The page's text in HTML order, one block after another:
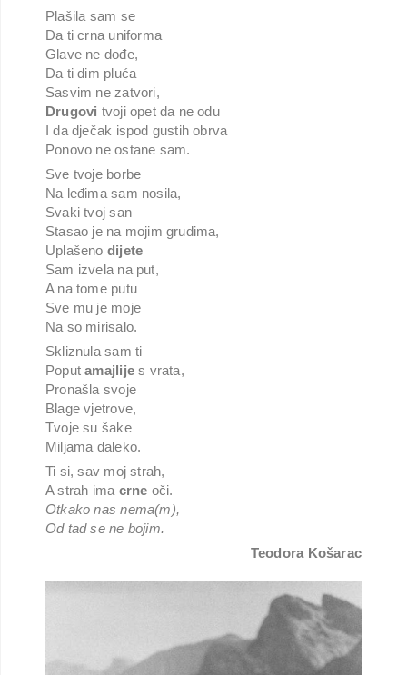
Plašila sam se
Da ti crna uniforma
Glave ne dođe,
Da ti dim pluća
Sasvim ne zatvori,
Drugovi tvoji opet da ne odu
I da dječak ispod gustih obrva
Ponovo ne ostane sam.
Sve tvoje borbe
Na leđima sam nosila,
Svaki tvoj san
Stasao je na mojim grudima,
Uplašeno dijete
Sam izvela na put,
A na tome putu
Sve mu je moje
Na so mirisalo.
Skliznula sam ti
Poputamajlijes vrata,
Pronašla svoje
Blage vjetrove,
Tvoje su šake
Miljama daleko.
Ti si, sav moj strah,
A strah ima crne oči.
Otkako nas nema(m),
Od tad se ne bojim.
Teodora Košarac